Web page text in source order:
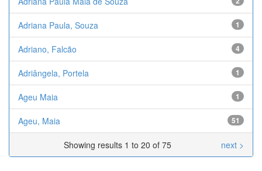
Adriana Paula, Souza 1
Adriano, Falcão 4
Adriângela, Portela 1
Ageu Maia 1
Ageu, Maia 51
Showing results 1 to 20 of 75 next >